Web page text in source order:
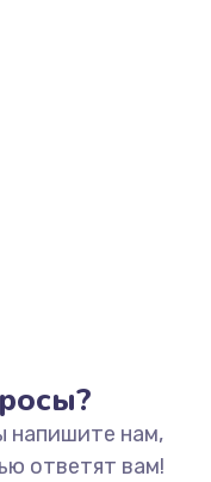
напишите нам,
ответят вам!